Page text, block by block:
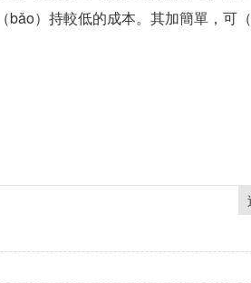
）持較低的成本。其加簡單，可